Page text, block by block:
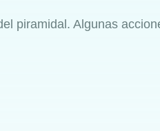
piramidal. Algunas